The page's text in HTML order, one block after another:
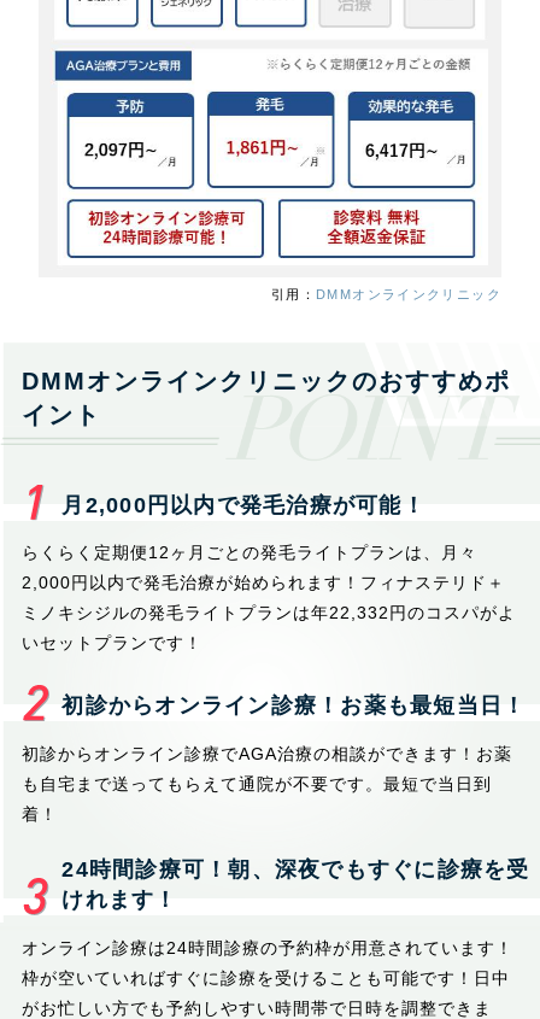
引用： DMMオンラインクリニック
DMMオンラインクリニックのおすすめポ
イント
月2,000円以内で発毛治療が可能！
らくらく定期便12ヶ月ごとの発毛ライトプランは、月々
2,000円以内で発毛治療が始められます！フィナステリド＋
ミノキシジルの発毛ライトプランは年22,332円のコスパがよ
いセットプランです！
初診からオンライン診療！お薬も最短当日！
初診からオンライン診療でAGA治療の相談ができます！お薬
も自宅まで送ってもらえて通院が不要です。最短で当日到
着！
24時間診療可！朝、深夜でもすぐに診療を受
けれます！
オンライン診療は24時間診療の予約枠が用意されています！
枠が空いていればすぐに診療を受けることも可能です！日中
がお忙しい方でも予約しやすい時間帯で日時を調整できま